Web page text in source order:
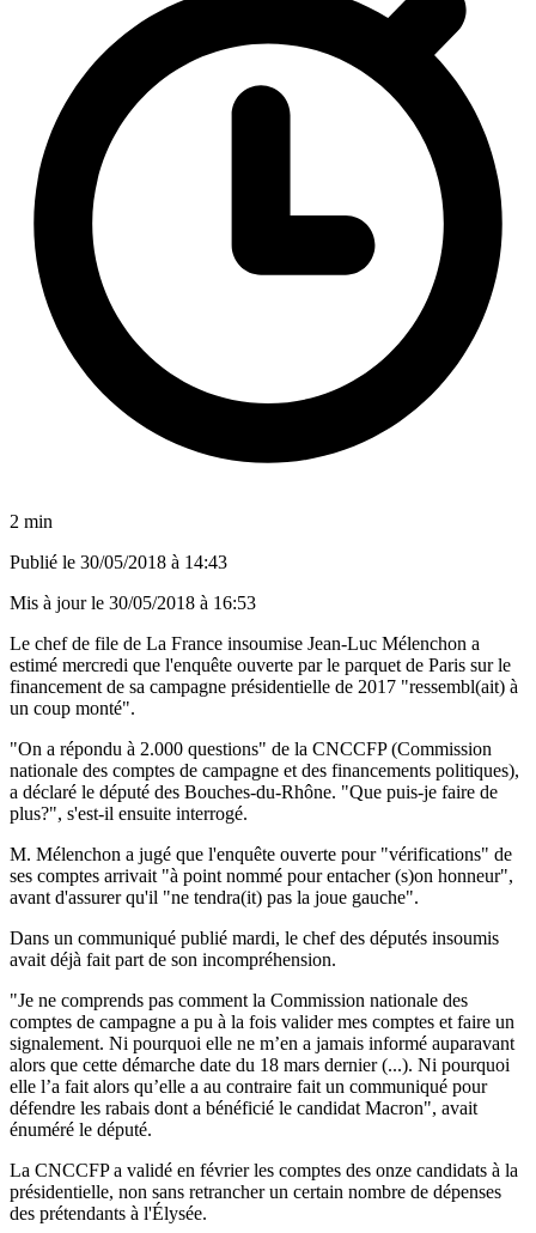
2 min
Publié le 30/05/2018 à 14:43
Mis à jour le 30/05/2018 à 16:53
Le chef de file de La France insoumise Jean-Luc Mélenchon a
estimé mercredi que l'enquête ouverte par le parquet de Paris sur le
financement de sa campagne présidentielle de 2017 "ressembl(ait) à
un coup monté".
"On a répondu à 2.000 questions" de la CNCCFP (Commission
nationale des comptes de campagne et des financements politiques),
a déclaré le député des Bouches-du-Rhône. "Que puis-je faire de
plus?", s'est-il ensuite interrogé.
M. Mélenchon a jugé que l'enquête ouverte pour "vérifications" de
ses comptes arrivait "à point nommé pour entacher (s)on honneur",
avant d'assurer qu'il "ne tendra(it) pas la joue gauche".
Dans un communiqué publié mardi, le chef des députés insoumis
avait déjà fait part de son incompréhension.
"Je ne comprends pas comment la Commission nationale des
comptes de campagne a pu à la fois valider mes comptes et faire un
signalement. Ni pourquoi elle ne m’en a jamais informé auparavant
alors que cette démarche date du 18 mars dernier (...). Ni pourquoi
elle l’a fait alors qu’elle a au contraire fait un communiqué pour
défendre les rabais dont a bénéficié le candidat Macron", avait
énuméré le député.
La CNCCFP a validé en février les comptes des onze candidats à la
présidentielle, non sans retrancher un certain nombre de dépenses
des prétendants à l'Élysée.